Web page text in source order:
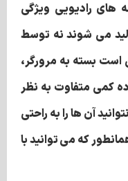
‌های رادیویی ویژگی
می ‌شوند نه توسط
بسته به مرورگر،
کمی متفاوت به نظر
آن‌ ها را به راحتی
که می ‌توانید با